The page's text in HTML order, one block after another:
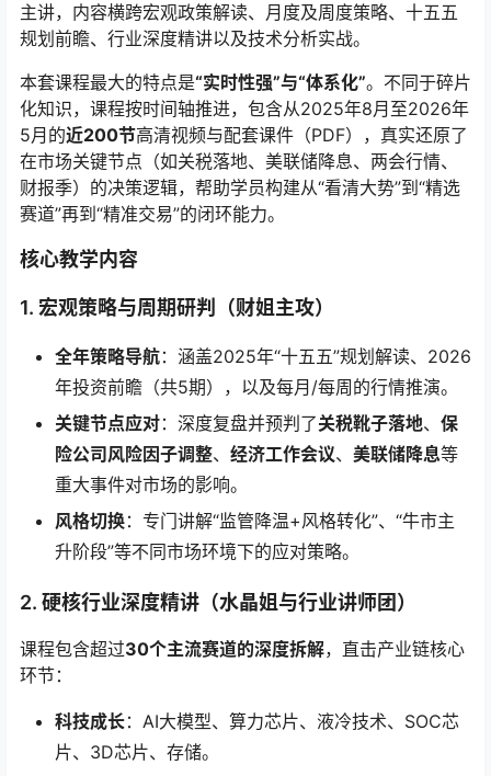
主讲，内容横跨宏观政策解读、月度及周度策略、十五五
规划前瞻、行业深度精讲以及技术分析实战。
本套课程最大的特点是“实时性强”与“体系化”。不同于碎片
化知识，课程按时间轴推进，包含从2025年8月至2026年
5月的近200节高清视频与配套课件（PDF），真实还原了
在市场关键节点（如关税落地、美联储降息、两会行情、
财报季）的决策逻辑，帮助学员构建从“看清大势”到“精选
赛道”再到“精准交易”的闭环能力。
核心教学内容
1. 宏观策略与周期研判（财姐主攻）
全年策略导航：涵盖2025年“十五五”规划解读、2026
年投资前瞻（共5期），以及每月/每周的行情推演。
关键节点应对：深度复盘并预判了关税靴子落地、 保
险公司风险因子调整、 经济工作会议、 美联储降息等
重大事件对市场的影响。
风格切换：专门讲解“监管降温+风格转化”、“牛市主
升阶段”等不同市场环境下的应对策略。
2. 硬核行业深度精讲（水晶姐与行业讲师团）
课程包含超过30个主流赛道的深度拆解，直击产业链核心
环节：
科技成长：AI大模型、算力芯片、液冷技术、SOC芯
片、3D芯片、存储。